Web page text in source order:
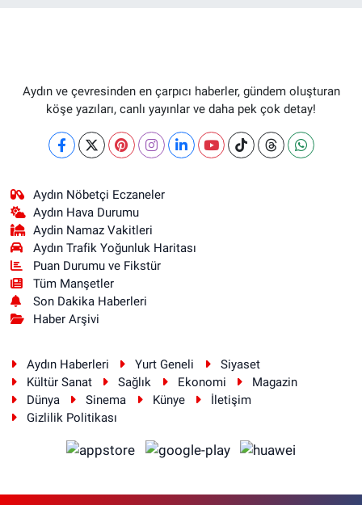
Aydın ve çevresinden en çarpıcı haberler, gündem oluşturan
köşe yazıları, canlı yayınlar ve daha pek çok detay!
Aydın Nöbetçi Eczaneler
Aydın Hava Durumu
Aydin Namaz Vakitleri
Aydın Trafik Yoğunluk Haritası
Puan Durumu ve Fikstür
Tüm Manşetler
Son Dakika Haberleri
Haber Arşivi
Aydın Haberleri Yurt Geneli
Siyaset
Kültür Sanat
Sağlık Ekonomi
Magazin
Dünya
Sinema Künye
İletişim
Gizlilik Politikası